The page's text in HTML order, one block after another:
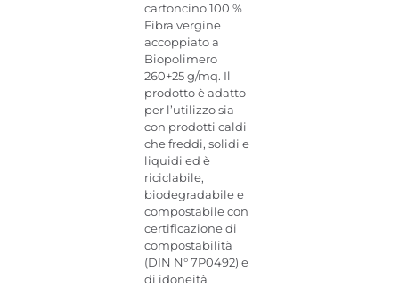
cartoncino 100 %
Fibra vergine
accoppiato a
Biopolimero
260+25 g/mq. Il
prodotto è adatto
per l’utilizzo sia
con prodotti caldi
che freddi, solidi e
liquidi ed è
riciclabile,
biodegradabile e
compostabile con
certificazione di
compostabilità
(DIN N° 7P0492) e
di idoneità